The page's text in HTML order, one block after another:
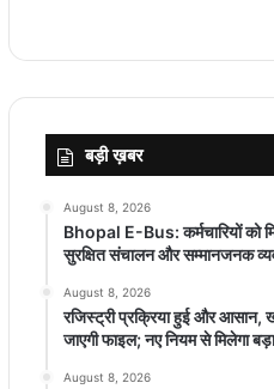
बड़ी ख़बर
August 8, 2026
Bhopal E-Bus: कर्मचारियों को
सुरक्षित संचालन और सम्मानजनक
August 8, 2026
रजिस्ट्री प्रक्रिया हुई और आसान,
जाएगी फाइल; नए नियम से मिलेगा
August 8, 2026